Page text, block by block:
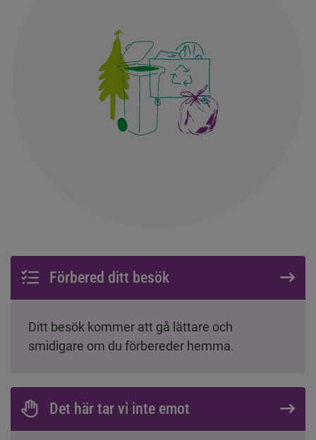
Förbered ditt besök
Ditt besök kommer att gå lättare och
smidigare om du förbereder hemma.
Det här tar vi inte emot